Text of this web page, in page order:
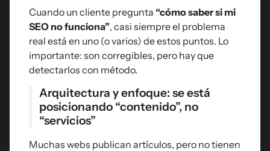
Cuando un cliente pregunta “cómo saber si mi
SEO no funciona”, casi siempre el problema
real está en uno (o varios) de estos puntos. Lo
importante: son corregibles, pero hay que
detectarlos con método.
Arquitectura y enfoque: se está
posicionando “contenido”, no
“servicios”
Muchas webs publican artículos, pero no tienen